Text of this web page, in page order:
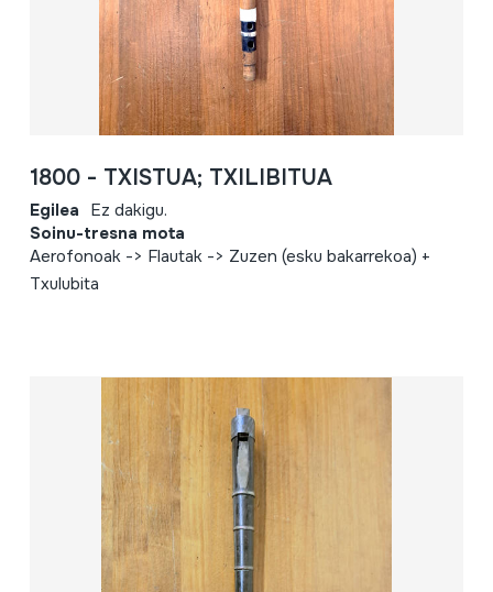
1800 - TXISTUA; TXILIBITUA
Egilea Ez dakigu.
Soinu-tresna mota
Aerofonoak -> Flautak -> Zuzen (esku bakarrekoa) +
Txulubita